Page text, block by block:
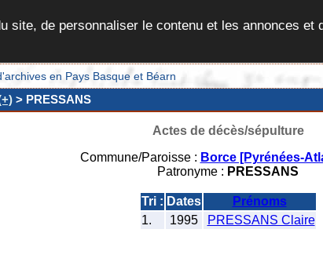
site, de personnaliser le contenu et les annonces et
en Pays Basque et Béarn
> PRESSANS
Actes de décès/sépulture
Commune/Paroisse : Borce [Pyrénées-
Patronyme : PRESSANS
Tri : Dates
Prénoms
1.
1995 PRESSANS Claire